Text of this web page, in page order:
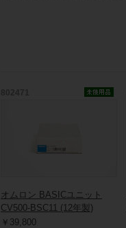
オムロン BASICユニット
CV500-BSC11 (12年製)
￥39,800